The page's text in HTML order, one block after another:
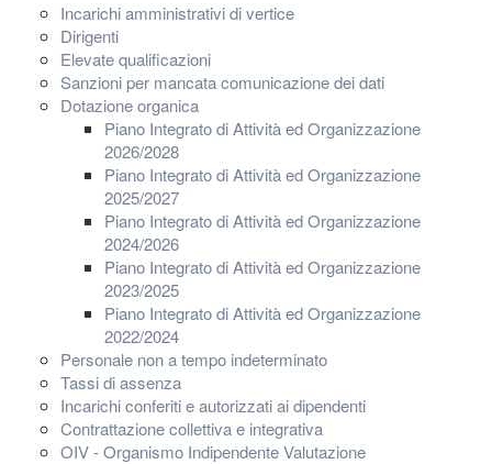
Incarichi amministrativi di vertice
Dirigenti
Elevate qualificazioni
Sanzioni per mancata comunicazione dei dati
Dotazione organica
Piano Integrato di Attività ed Organizzazione
2026/2028
Piano Integrato di Attività ed Organizzazione
2025/2027
Piano Integrato di Attività ed Organizzazione
2024/2026
Piano Integrato di Attività ed Organizzazione
2023/2025
Piano Integrato di Attività ed Organizzazione
2022/2024
Personale non a tempo indeterminato
Tassi di assenza
Incarichi conferiti e autorizzati ai dipendenti
Contrattazione collettiva e integrativa
OIV - Organismo Indipendente Valutazione